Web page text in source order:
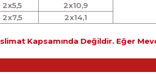
2x5,5 2x10,9
2x7,5 2x14,1
Kapsamında Değildir. Eğer